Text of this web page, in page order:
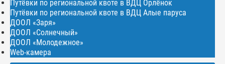
Путёвки по региональной квоте в ВДЦ Орлёнок
Путёвки по региональной квоте в ВДЦ Алые паруса
ДООЛ «Заря»
ДООЛ «Солнечный»
ДООЛ «Молодежное»
Web-камера